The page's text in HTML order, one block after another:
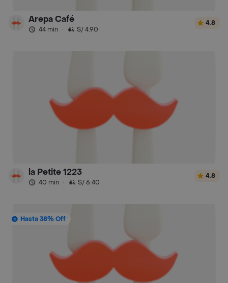
Arepa Café
44 min · S/ 4.90
4.8
la Petite 1223
40 min · S/ 6.40
4.8
Hasta 38% Off